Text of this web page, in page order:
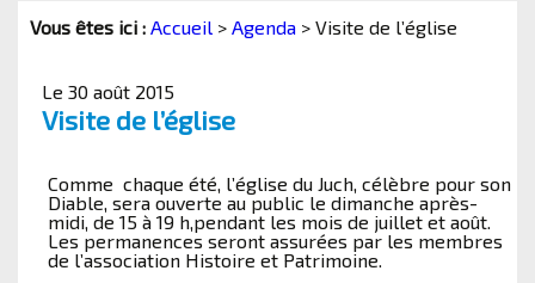
Vous êtes ici : Accueil > Agenda > Visite de l’église
Le 30 août 2015
Visite de l’église
Comme chaque été, l’église du Juch, célèbre pour son
Diable, sera ouverte au public le dimanche après-
midi, de 15 à 19 h,pendant les mois de juillet et août.
Les permanences seront assurées par les membres
de l’association Histoire et Patrimoine.